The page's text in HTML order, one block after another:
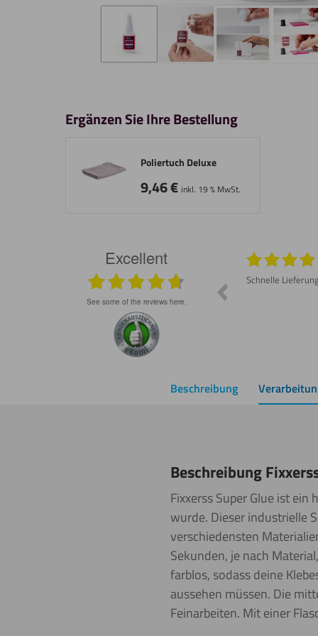
Ergänzen Sie Ihre Bestellung
Poliertuch Deluxe
9,46€ inkl. 19 % MwSt.
Excellent
see some of the reviews here.
Prompte Lieferung Material war wie
besprochen gut Lässt sich schneiden und
Schnelle
Beschreibung
Beschreibung
Fixxerss Super Glue ist
wurde. Dieser industrielle
verschiedensten
Sekunden, je nach
farblos, sodass deine
aussehen müssen. Die
Feinarbeiten. Mit einer